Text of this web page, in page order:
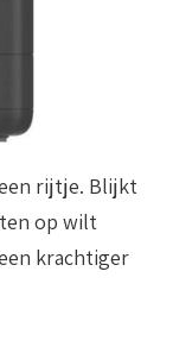
rijtje. Blijkt
op wilt
krachtiger